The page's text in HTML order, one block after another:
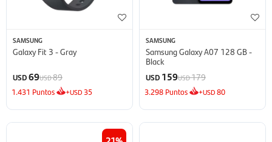
SAMSUNG
Galaxy Fit 3 - Gray
USD69USD89
1.431 Puntos +USD 35
SAMSUNG
Samsung Galaxy A07 128 GB -
Black
USD 159USD179
3.298 Puntos +USD80